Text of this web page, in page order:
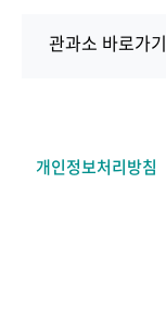
관과소 바로가기
개인정보처리방침